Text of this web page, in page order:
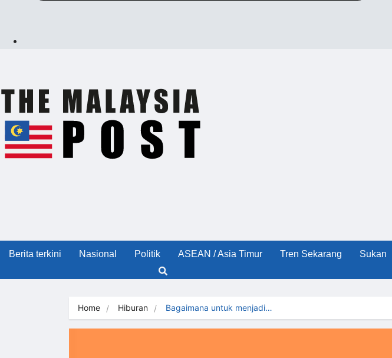
Berita terkini Nasional Politik ASEAN / Asia Timur Tren Sekarang Sukan
Home Hiburan Bagaimana untuk menjadi…